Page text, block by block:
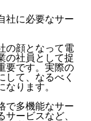
社に必要なサー
の顔となって電
の社員として捉
要です。実際の
して、なるべく
ります。
で多機能なサー
ービスなど、